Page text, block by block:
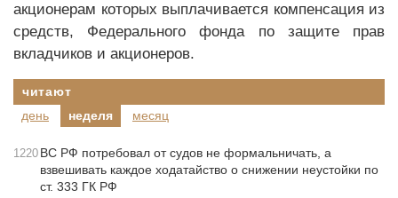
акционерам которых выплачивается компенсация из
средств, Федерального фонда по защите прав
вкладчиков и акционеров.
читают
день
неделя месяц
1220 ВС РФ потребовал от судов не формальничать, а
взвешивать каждое ходатайство о снижении неустойки по
ст. 333 ГК РФ